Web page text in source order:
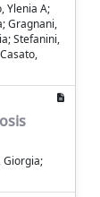
Ylenia A;
Gragnani,
Stefanini,
Giorgia;